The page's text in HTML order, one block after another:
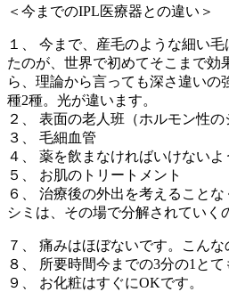
＜今までのIPL医療器との違い＞
１、 今まで、産毛のような細い
たのが、世界で初めてそこまで効
ら、理論から言っても深さ違いの
種2種。光が違います。
２、 表面の老人班（ホルモン性の
３、 毛細血管
４、 薬を飲まなければいけない
５、 お肌のトリートメント
６、 治療後の外出を考えることな
シミは、その場で分解されていく
７、 痛みはほぼないです。こんな
８、 所要時間今までの3分の1とて
９、 お化粧はすぐにOKです。